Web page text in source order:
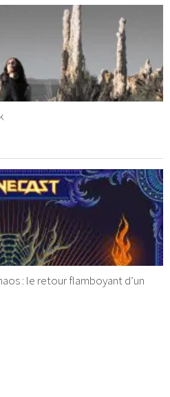
: le retour flamboyant d’un